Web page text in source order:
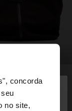
concorda
no site,